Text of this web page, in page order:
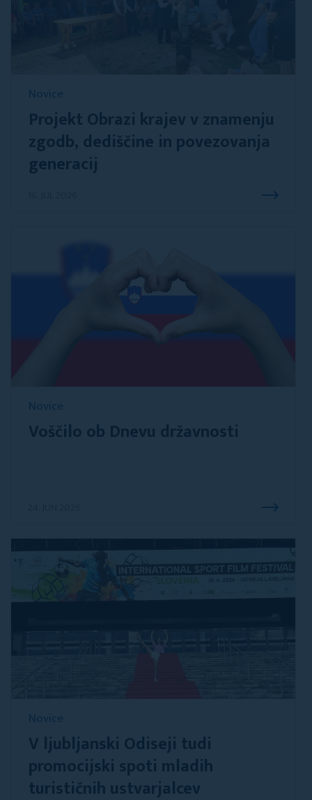
Novice
Projekt Obrazi krajev v znamenju
zgodb, dediščine in povezovanja
generacij
Novice
Voščilo ob Dnevu državnosti
Novice
V ljubljanski Odiseji tudi
promocijski spoti mladih
turističnih ustvarjalcev